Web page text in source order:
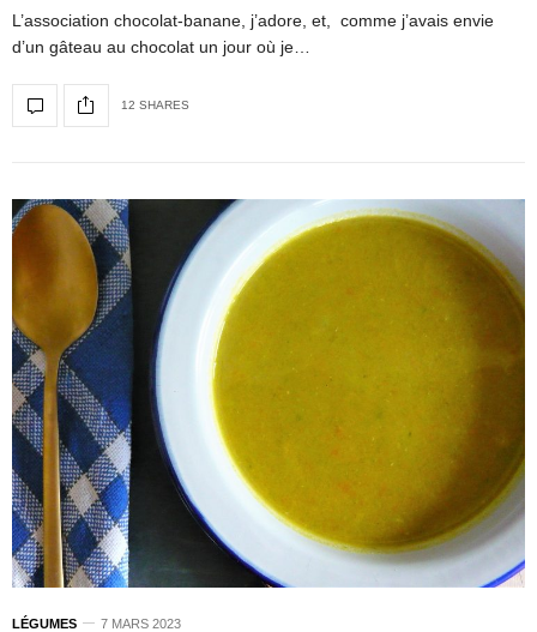
L’association chocolat-banane, j’adore, et, comme j’avais envie
d’un gâteau au chocolat un jour où je…
12 SHARES
LÉGUMES 7 MARS 2023